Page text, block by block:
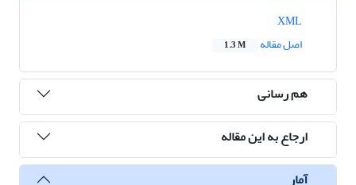
اصل مقاله
1.3 M
هم رسانی
ارجاع به این مقاله
آمار